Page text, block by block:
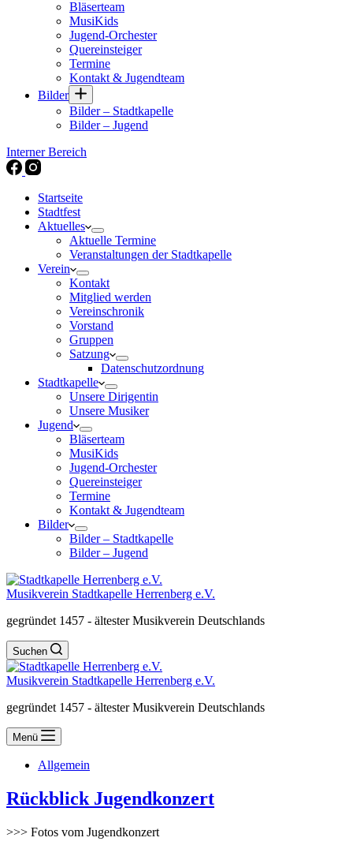
Bläserteam
MusiKids
Jugend-Orchester
Quereinsteiger
Termine
Kontakt & Jugendteam
Bilder
Bilder – Stadtkapelle
Bilder – Jugend
Interner Bereich
Startseite
Stadtfest
Aktuelles
Aktuelle Termine
Veranstaltungen der Stadtkapelle
Verein
Kontakt
Mitglied werden
Vereinschronik
Vorstand
Gruppen
Satzung
Datenschutzordnung
Stadtkapelle
Unsere Dirigentin
Unsere Musiker
Jugend
Bläserteam
MusiKids
Jugend-Orchester
Quereinsteiger
Termine
Kontakt & Jugendteam
Bilder
Bilder – Stadtkapelle
Bilder – Jugend
Musikverein Stadtkapelle Herrenberg e.V.
gegründet 1457 - ältester Musikverein Deutschlands
Suchen
Musikverein Stadtkapelle Herrenberg e.V.
gegründet 1457 - ältester Musikverein Deutschlands
Menü
Allgemein
Rückblick Jugendkonzert
>>> Fotos vom Jugendkonzert